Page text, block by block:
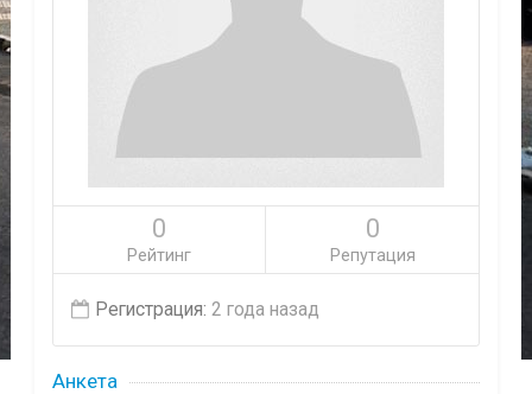
0
Рейтинг
0
Репутация
Регистрация: 2 года назад
Анкета